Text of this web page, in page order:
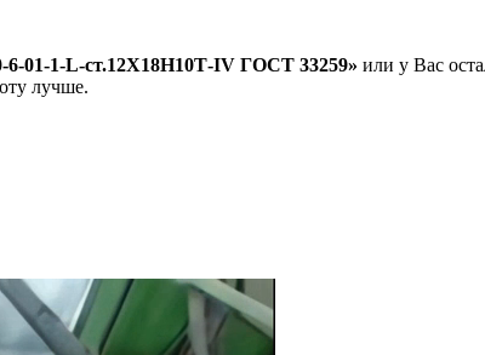
01-1-L-ст.12Х18Н10Т-IV ГОСТ 33259» или у Вас
лучше.